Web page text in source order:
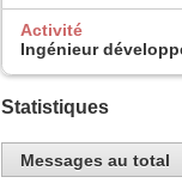
Activité
Ingénieur
Statistiques
Messages au total